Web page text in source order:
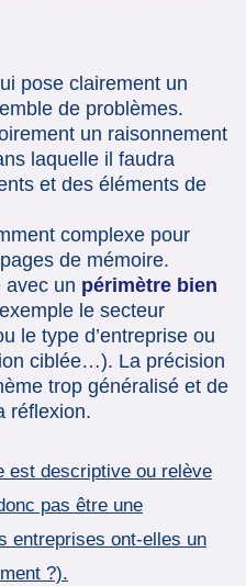
pose clairement un
de problèmes.
un raisonnement
laquelle il faudra
et des éléments de
complexe pour
de mémoire.
avec un périmètre bien
le secteur
le type d’entreprise ou
ciblée…). La précision
trop généralisé et de
réflexion.
est descriptive ou relève
pas être une
entreprises ont-elles un
?).